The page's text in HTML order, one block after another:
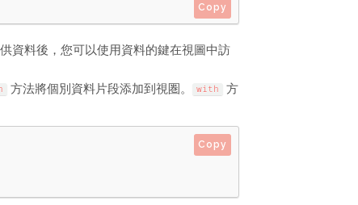
Copy
資料後，您可以使用資料的鍵在視圖中訪
方法將個別資料片段添加到視圏。 with
方
Copy